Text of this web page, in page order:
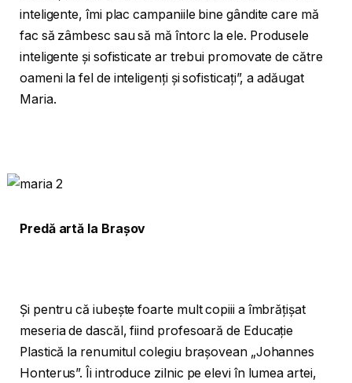
inteligente, îmi plac campaniile bine gândite care mă
fac să zâmbesc sau să mă întorc la ele. Produsele
inteligente și sofisticate ar trebui promovate de către
oameni la fel de inteligenți și sofisticați”, a adăugat
Maria.
Predă artă la Brașov
Și pentru că iubește foarte mult copiii a îmbrățișat
meseria de dascăl, fiind profesoară de Educație
Plastică la renumitul colegiu brașovean „Johannes
Honterus”. Îi introduce zilnic pe elevi în lumea artei,